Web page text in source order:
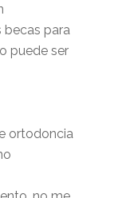
para
puede ser
ortodoncia